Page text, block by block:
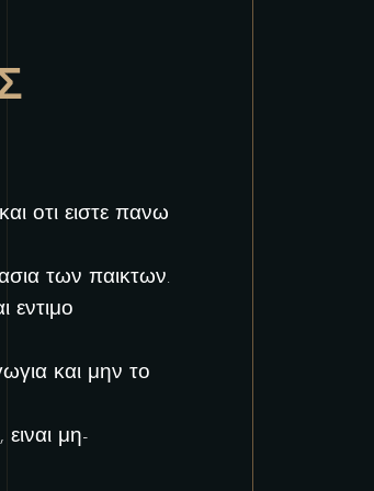
οτι ειστε πανω
των παικτων.
εντιμο
και μην το
μη-